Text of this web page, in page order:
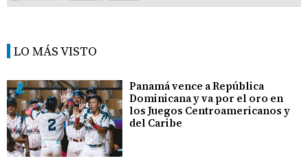
LO MÁS VISTO
Panamá vence a República
Dominicana y va por el oro en
los Juegos Centroamericanos y
del Caribe